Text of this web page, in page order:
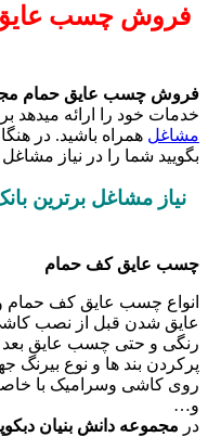
فروش چسب عایق
فروش چسب عایق حمام
خدمات خود را ارائه میدهد
مشاغل همراه باشید. در
بگویید شما را در نیاز مشاغل
نیاز مشاغل برترین
چسب عایق کف حمام
انواع چسب عایق کف حمام
عایق شدن قبل از نصب
رنگی و حتی چسب عایق بعد
پرکردن بند ها و نوع
روی کاشی وسرامیک با
و…
در مجموعه دانش بنیان